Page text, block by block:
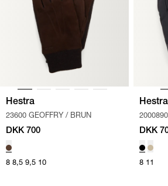
Hestra
23600 GEOFFRY / BRUN
DKK 700
8 8,5 9,5 10
Hestra
DKK
8 11